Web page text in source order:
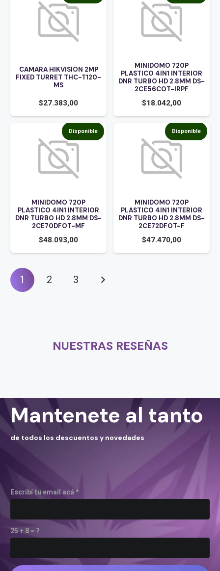
CAMARA HIKVISION 2MP
FIXED TURRET THC-T120-
MS
$27.383,00
MINIDOMO 720P
PLASTICO 4IN1 INTERIOR
DNR TURBO HD 2.8MM DS-
2CE56COT-IRPF
$18.042,00
Disponible
MINIDOMO 720P
PLASTICO 4IN1 INTERIOR
DNR TURBO HD 2.8MM DS-
2CE70DFOT-MF
$48.093,00
Disponible
MINIDOMO 720P
PLASTICO 4IN1 INTERIOR
DNR TURBO HD 2.8MM DS-
2CE72DFOT-F
$47.470,00
1 2 3
NUESTRAS RESEÑAS
Mantenete al tanto
de todos los descuentos y novedades
Escribí tu email acá *
25 + 8 = ?